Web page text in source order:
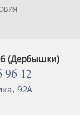
(Дербышки)
96 12
92А